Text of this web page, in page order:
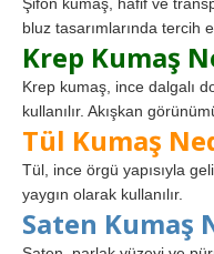
Şifon kumaş, hafif ve
bluz tasarımlarında tercih
Krep Kumaş
Krep kumaş, ince dalgalı
kullanılır. Akışkan
Tül Kumaş
Tül, ince örgü yapısıyla
yaygın olarak kullanılır.
Saten Kumaş